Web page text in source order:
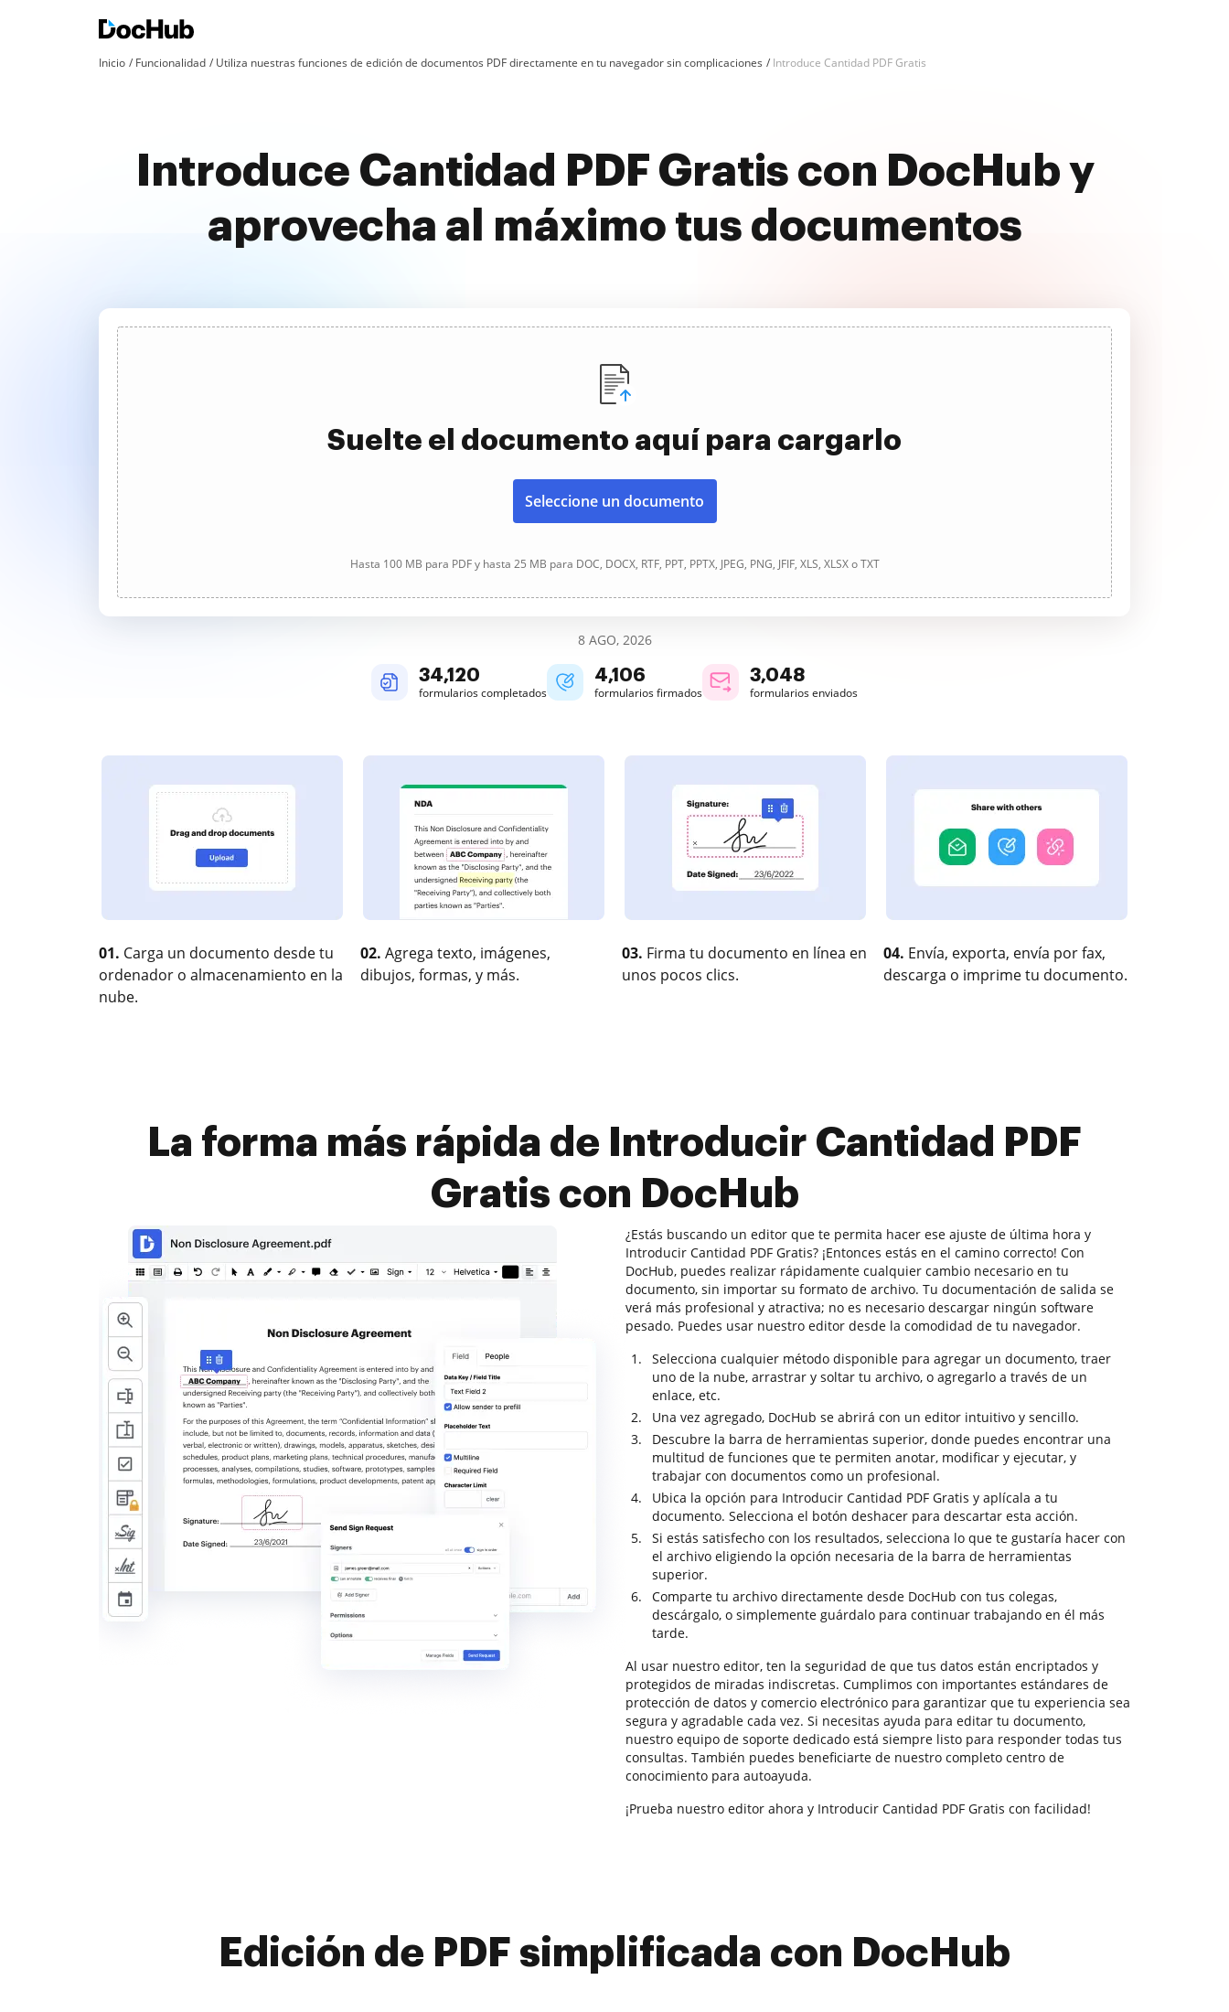
Inicio Funcionalidad Utiliza nuestras funciones de edición de documentos PDF directamente en tu navegador sin complicaciones Introduce Cantidad PDF Gratis
Introduce Cantidad PDF Gratis con DocHub y
aprovecha al máximo tus documentos
Suelte el documento aquí para cargarlo
Seleccione un documento
Hasta 100 MB para PDF y hasta 25 MB para DOC, DOCX, RTF, PPT, PPTX, JPEG, PNG, JFIF, XLS, XLSX o TXT
8 AGO, 2026
34,120
formularios completados
4,106
formularios firmados
3,048
formularios enviados
01. Carga un documento desde tu
ordenador o almacenamiento en la
nube.
02. Agrega texto, imágenes,
dibujos, formas, y más.
03. Firma tu documento en línea en
unos pocos clics.
04. Envía, exporta, envía por fax,
descarga o imprime tu documento.
La forma más rápida de Introducir Cantidad PDF
Gratis con DocHub
¿Estás buscando un editor que te permita hacer ese ajuste de última hora y
Introducir Cantidad PDF Gratis? ¡Entonces estás en el camino correcto! Con
DocHub, puedes realizar rápidamente cualquier cambio necesario en tu
documento, sin importar su formato de archivo. Tu documentación de salida se
verá más profesional y atractiva; no es necesario descargar ningún software
pesado. Puedes usar nuestro editor desde la comodidad de tu navegador.
Selecciona cualquier método disponible para agregar un documento, traer
uno de la nube, arrastrar y soltar tu archivo, o agregarlo a través de un
enlace, etc.
Una vez agregado, DocHub se abrirá con un editor intuitivo y sencillo.
Descubre la barra de herramientas superior, donde puedes encontrar una
multitud de funciones que te permiten anotar, modificar y ejecutar, y
trabajar con documentos como un profesional.
Ubica la opción para Introducir Cantidad PDF Gratis y aplícala a tu
documento. Selecciona el botón deshacer para descartar esta acción.
Si estás satisfecho con los resultados, selecciona lo que te gustaría hacer con
el archivo eligiendo la opción necesaria de la barra de herramientas
superior.
Comparte tu archivo directamente desde DocHub con tus colegas,
descárgalo, o simplemente guárdalo para continuar trabajando en él más
tarde.
Al usar nuestro editor, ten la seguridad de que tus datos están encriptados y
protegidos de miradas indiscretas. Cumplimos con importantes estándares de
protección de datos y comercio electrónico para garantizar que tu experiencia sea
segura y agradable cada vez. Si necesitas ayuda para editar tu documento,
nuestro equipo de soporte dedicado está siempre listo para responder todas tus
consultas. También puedes beneficiarte de nuestro completo centro de
conocimiento para autoayuda.
¡Prueba nuestro editor ahora y Introducir Cantidad PDF Gratis con facilidad!
Edición de PDF simplificada con DocHub